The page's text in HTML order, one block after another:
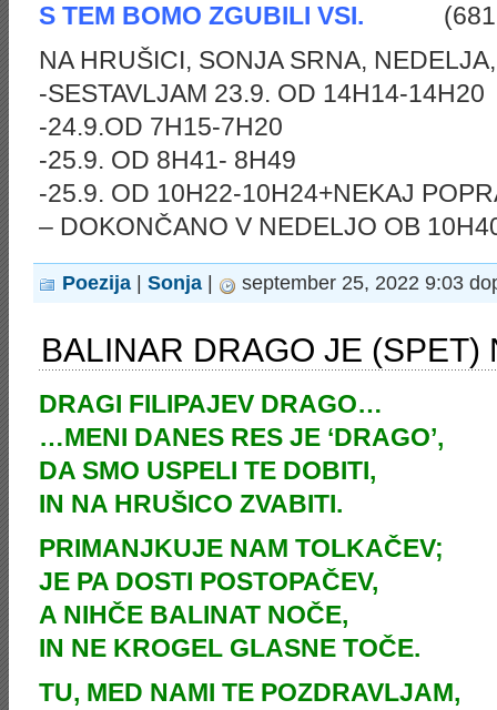
S TEM BOMO ZGUBILI VSI.
NA HRUŠICI, SONJA SRNA,
-SESTAVLJAM 23.9. OD 14H14-14H20
-24.9.OD 7H15-7H20
-25.9. OD 8H41- 8H49
-25.9. OD 10H22-10H24+NEKAJ
– DOKONČANO V NEDELJO OB
Poezija Sonja september 25, 2022 9:03
BALINAR DRAGO JE (SPET)
DRAGI FILIPAJEV DRAGO…
…MENI DANES RES JE ‘DRAGO’,
DA SMO USPELI TE DOBITI,
IN NA HRUŠICO ZVABITI.
PRIMANJKUJE NAM TOLKAČEV;
JE PA DOSTI POSTOPAČEV,
A NIHČE BALINAT NOČE,
IN NE KROGEL GLASNE TOČE.
TU, MED NAMI TE POZDRAVLJAM,